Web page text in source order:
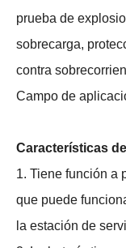
prueba de
sobrecarga,
contra
Campo de
Características
1. Tiene función a
que puede
la estación de